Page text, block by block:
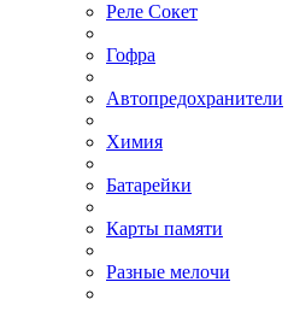
Реле Сокет
Гофра
Автопредохранители
Химия
Батарейки
Карты памяти
Разные мелочи